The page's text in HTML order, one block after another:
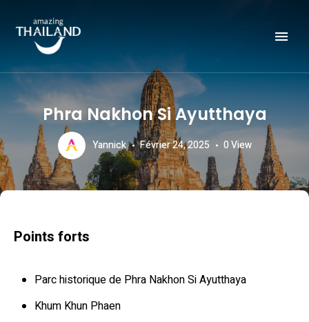
AMAZING THAILAND
Officiële website van de Toeristische Autoriteit van Thailand.
Phra Nakhon Si Ayutthaya
Yannick Février 24, 2025 0View
Points forts
Parc historique de Phra Nakhon Si Ayutthaya
Khum Khun Phaen